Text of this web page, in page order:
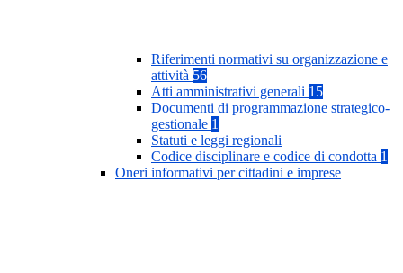
Riferimenti normativi su organizzazione e
attività 56
Atti amministrativi generali 15
Documenti di programmazione strategico-
gestionale 1
Statuti e leggi regionali
Codice disciplinare e codice di condotta 1
Oneri informativi per cittadini e imprese